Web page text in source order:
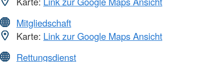
Mitgliedschaft
Karte: Link zur Google Maps Ansicht
Rettungsdienst